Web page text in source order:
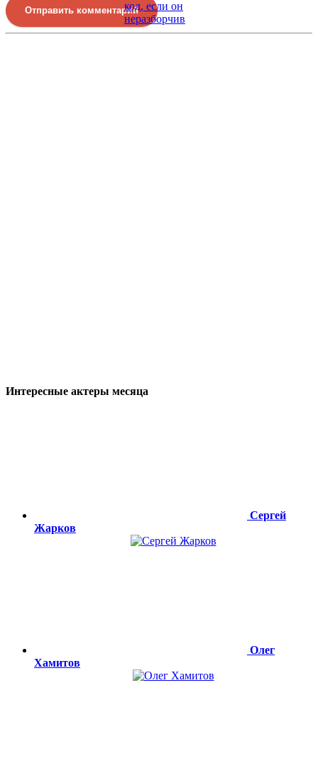
Отправить комментарий
Интересные актеры месяца
Сергей
Жарков
Олег
Хамитов